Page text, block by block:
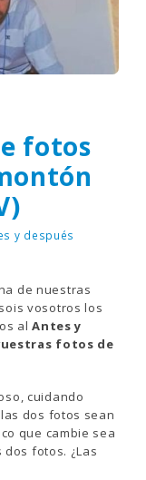
fotos
y después
de nuestras
vosotros los
alAntes y
fotos de
cuidando
dos fotos sean
que cambie sea
fotos. ¿Las